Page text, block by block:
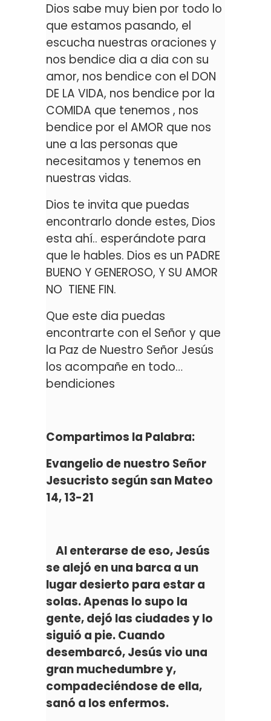
Dios sabe muy bien por todo lo
que estamos pasando, el
escucha nuestras oraciones y
nos bendice dia a dia con su
amor, nos bendice con el DON
DE LA VIDA, nos bendice por la
COMIDA que tenemos , nos
bendice por el AMOR que nos
une a las personas que
necesitamos y tenemos en
nuestras vidas.
Dios te invita que puedas
encontrarlo donde estes, Dios
esta ahí.. esperándote para
que le hables. Dios es un PADRE
BUENO Y GENEROSO, Y SU AMOR
NO TIENE FIN.
Que este dia puedas
encontrarte con el Señor y que
la Paz de Nuestro Señor Jesús
los acompañe en todo…
bendiciones
Compartimos la Palabra:
Evangelio de nuestro Señor
Jesucristo según san Mateo
14, 13-21
Al enterarse de eso, Jesús
se alejó en una barca a un
lugar desierto para estar a
solas. Apenas lo supo la
gente, dejó las ciudades y lo
siguió a pie. Cuando
desembarcó, Jesús vio una
gran muchedumbre y,
compadeciéndose de ella,
sanó a los enfermos.